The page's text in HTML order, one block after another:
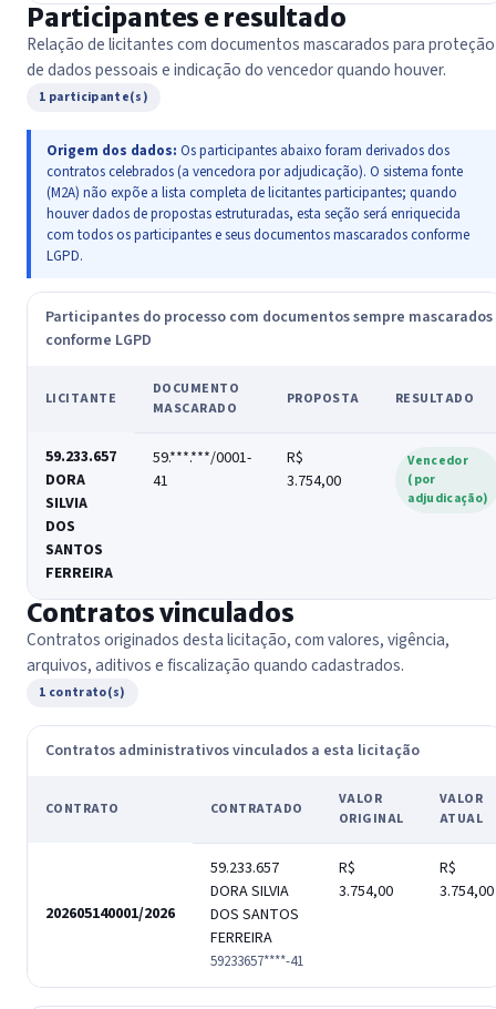
Participantes e resultado
Relação de licitantes com documentos mascarados para proteção
de dados pessoais e indicação do vencedor quando houver.
1 participante(s)
Origem dos dados: Os participantes abaixo foram derivados dos
contratos celebrados (a vencedora por adjudicação). O sistema fonte
(M2A) não expõe a lista completa de licitantes participantes; quando
houver dados de propostas estruturadas, esta seção será enriquecida
com todos os participantes e seus documentos mascarados conforme
LGPD.
Participantes do processo com documentos sempre mascarados
conforme LGPD
LICITANTE
DOCUMENTO
MASCARADO
PROPOSTA RESULTADO
59.233.657
DORA
SILVIA
DOS
SANTOS
FERREIRA
59.***.***/0001-
41
R$
3.754,00
Vencedor
(por
adjudicação)
Contratos vinculados
Contratos originados desta licitação, com valores, vigência,
arquivos, aditivos e fiscalização quando cadastrados.
1 contrato(s)
Contratos administrativos vinculados a esta licitação
CONTRATO CONTRATADO
VALOR
ORIGINAL
VALOR
ATUAL
202605140001/2026
59.233.657
DORA SILVIA
DOS SANTOS
FERREIRA
59233657****-41
R$
3.754,00
R$
3.754,00